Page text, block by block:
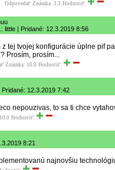
Odpovedať Známka: 3.3 Hodnotiť:
little | Pridané: 12.3.2019 8:56
z tej tvojej konfigurácie úplne pif
Prosím, prosím...
Známka: 10.0 Hodnotiť:
12.3.2019 7:42
nepouzivas, to sa ti chce
Hodnotiť:
8:21
najnovšiu